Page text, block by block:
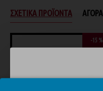
ΣΧΕΤΙΚΆ ΠΡΟΪΌΝΤΑ
-15 %